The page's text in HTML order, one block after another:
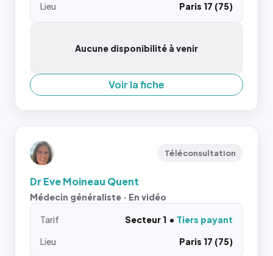
Lieu
Paris 17 (75)
Aucune disponibilité à venir
Voir la fiche
Téléconsultation
Dr Eve Moineau Quent
Médecin généraliste · En vidéo
Tarif Secteur 1
Tiers payant
Lieu
Paris 17 (75)